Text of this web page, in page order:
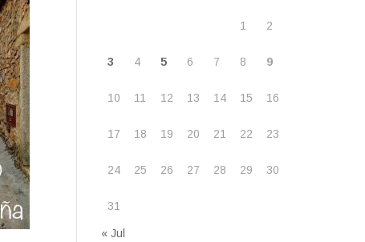
1 2
3 4 5 6 7 8 9
10 11 12 13 14 15 16
17 18 19 20 21 22 23
24 25 26 27 28 29 30
31
« Jul